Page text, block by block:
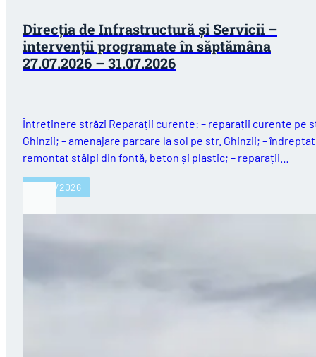
Direcția de Infrastructură și Servicii –
intervenții programate în săptămâna
27.07.2026 – 31.07.2026
Întreținere străzi Reparații curente: – reparații curente pe
Ghinzii; – amenajare parcare la sol pe str. Ghinzii; –
remontat stâlpi din fontă, beton și plastic; – reparații…
27/07/2026